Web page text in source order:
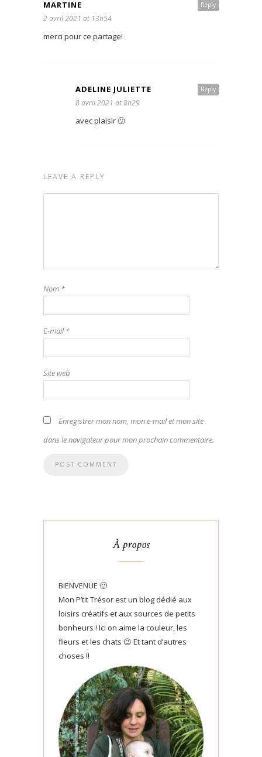
Reply
MARTINE
2 avril 2021 at 13h54
merci pour ce partage!
Reply
ADELINE JULIETTE
8 avril 2021 at 8h29
avec plaisir 🙂
LEAVE A REPLY
Nom *
E-mail*
Site web
Enregistrer mon nom, mon e-mail et mon site
dans le navigateur pour mon prochain commentaire.
À propos
BIENVENUE 🙂
Mon P’tit Trésor est un blog dédié aux
loisirs créatifs et aux sources de petits
bonheurs ! Ici on aime la couleur, les
fleurs et les chats 😉 Et tant d’autres
choses !!